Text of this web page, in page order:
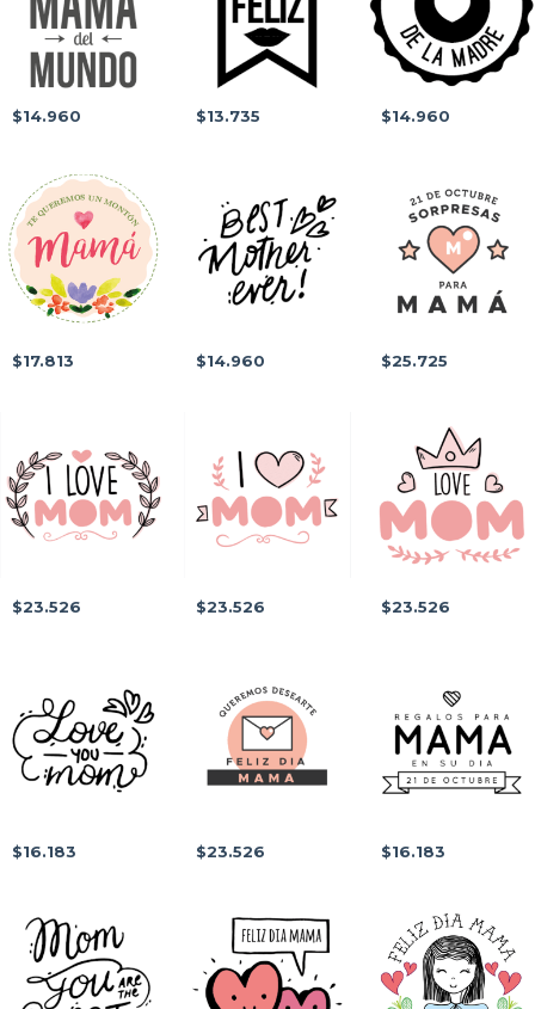
$14.960 $13.735 $14.960
$17.813 $14.960 $25.725
$23.526 $23.526 $23.526
$16.183 $23.526 $16.183